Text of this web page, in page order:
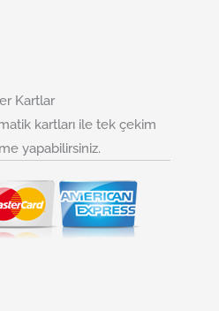
Kartlar
kartları ile tek çekim
yapabilirsiniz.